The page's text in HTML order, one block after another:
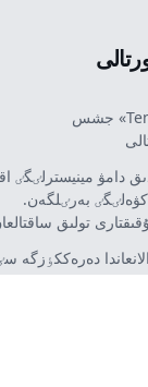
دامۋ مينيسترلٸگٸ
تولىق